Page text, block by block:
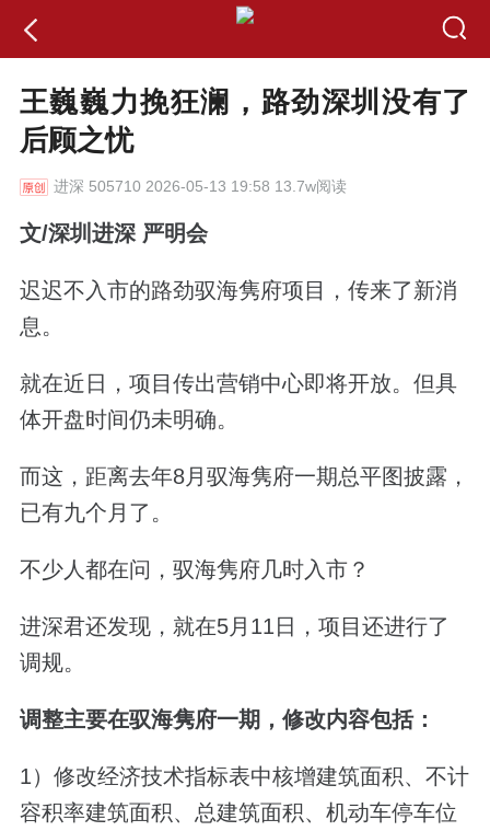
王巍巍力挽狂澜，路劲深圳没有了
后顾之忧
进深 505710 2026-05-13 19:58 13.7w阅读
文/深圳进深 严明会
迟迟不入市的路劲驭海隽府项目，传来了新消
息。
就在近日，项目传出营销中心即将开放。但具
体开盘时间仍未明确。
而这，距离去年8月驭海隽府一期总平图披露，
已有九个月了。
不少人都在问，驭海隽府几时入市？
进深君还发现，就在5月11日，项目还进行了
调规。
调整主要在驭海隽府一期，修改内容包括：
1）修改经济技术指标表中核增建筑面积、不计
容积率建筑面积、总建筑面积、机动车停车位